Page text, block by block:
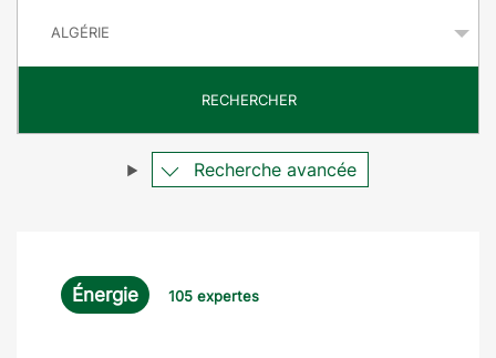
ê
e
RECHERCHER
Recherche avancée
Énergie 105 expertes